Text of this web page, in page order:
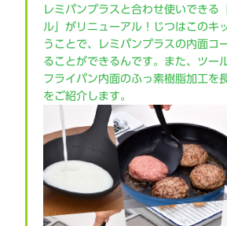
レミパンプラスと合わせ使いできる
ル」がリニューアル！じつはこのキ
うことで、レミパンプラスの内面コ
ることができるんです。また、ツー
フライパン内面のふっ素樹脂加工を
をご紹介します。